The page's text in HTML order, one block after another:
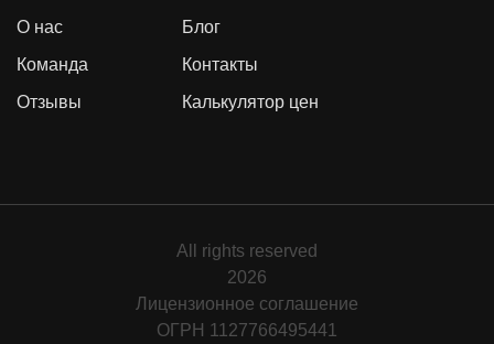
О нас
Команда
Отзывы
Блог
Контакты
Калькулятор цен
All rights reserved
2026
Лицензионное соглашение
ОГРН 1127766495441